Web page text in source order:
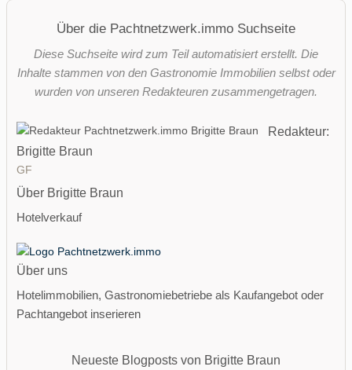
Über die Pachtnetzwerk.immo Suchseite
Diese Suchseite wird zum Teil automatisiert erstellt. Die
Inhalte stammen von den Gastronomie Immobilien selbst oder
wurden von unseren Redakteuren zusammengetragen.
Redakteur:
Brigitte Braun
GF
Über Brigitte Braun
Hotelverkauf
Über uns
Hotelimmobilien, Gastronomiebetriebe als Kaufangebot oder
Pachtangebot inserieren
Neueste Blogposts von Brigitte Braun